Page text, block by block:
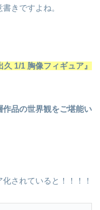
きですよね。
1/1 胸像フィギュア』
品の世界観をご堪能い
されていると！！！！